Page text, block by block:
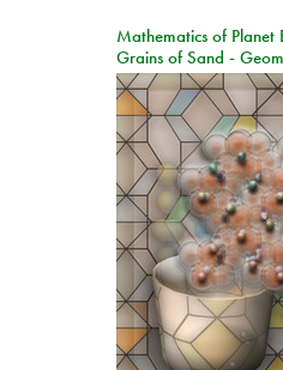
Mathematics of Planet
Grains of Sand -